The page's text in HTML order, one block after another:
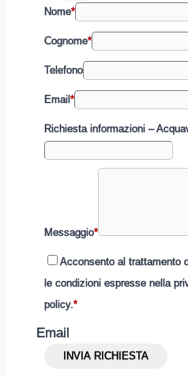
Nome*
Cognome*
Telefono
Email *
Richiesta informazioni –
Messaggio*
Acconsento al trattamento
le condizioni espresse nella
policy.*
Email
InviaINVIA RICHIESTA